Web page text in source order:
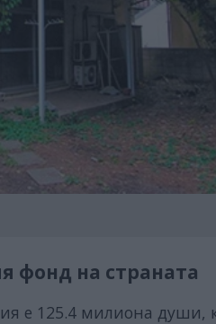
фонд на страната
е 125.4 милиона души,